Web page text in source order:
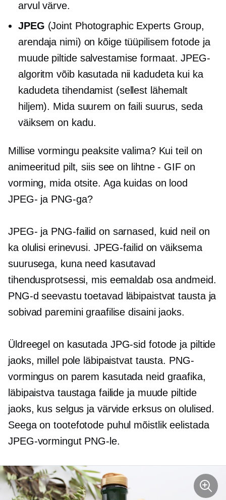
arvul värve.
JPEG (Joint Photographic Experts Group,
arendaja nimi) on kõige tüüpilisem fotode ja
muude piltide salvestamise formaat. JPEG-
algoritm võib kasutada nii kadudeta kui ka
kadudeta tihendamist (sellest lähemalt
hiljem). Mida suurem on faili suurus, seda
väiksem on kadu.
Millise vormingu peaksite valima? Kui teil on
animeeritud pilt, siis see on lihtne - GIFon
vorming, mida otsite. Aga kuidas on lood
JPEG- ja PNG-ga?
JPEG- ja PNG-failid on sarnased, kuid neil on
ka olulisi erinevusi. JPEG-failid on väiksema
suurusega, kuna need kasutavad
tihendusprotsessi, mis eemaldab osa andmeid.
PNG-d seevastu toetavad läbipaistvat tausta ja
sobivad paremini graafilise disaini jaoks.
Üldreegel on kasutada JPG-sid fotode ja piltide
jaoks, millel pole läbipaistvat tausta. PNG-
vormingus on parem kasutada neid graafika,
läbipaistva taustaga failide ja muude piltide
jaoks, kus selgus ja värvide erksus on olulised.
Seega on tootefotode puhul mõistlik eelistada
JPEG-vormingut PNG-le.